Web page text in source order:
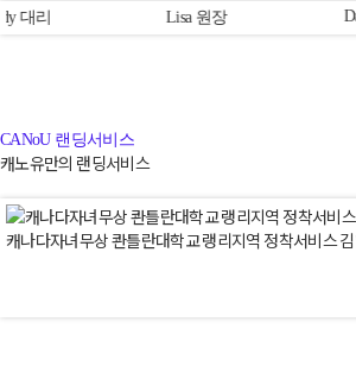
Lisa 원장
Daniel CEO
CANoU 랜딩서비스
캐노유만의 랜딩서비스
캐나다자녀무상 콴틀란대학교 랭리지역 정착서비스